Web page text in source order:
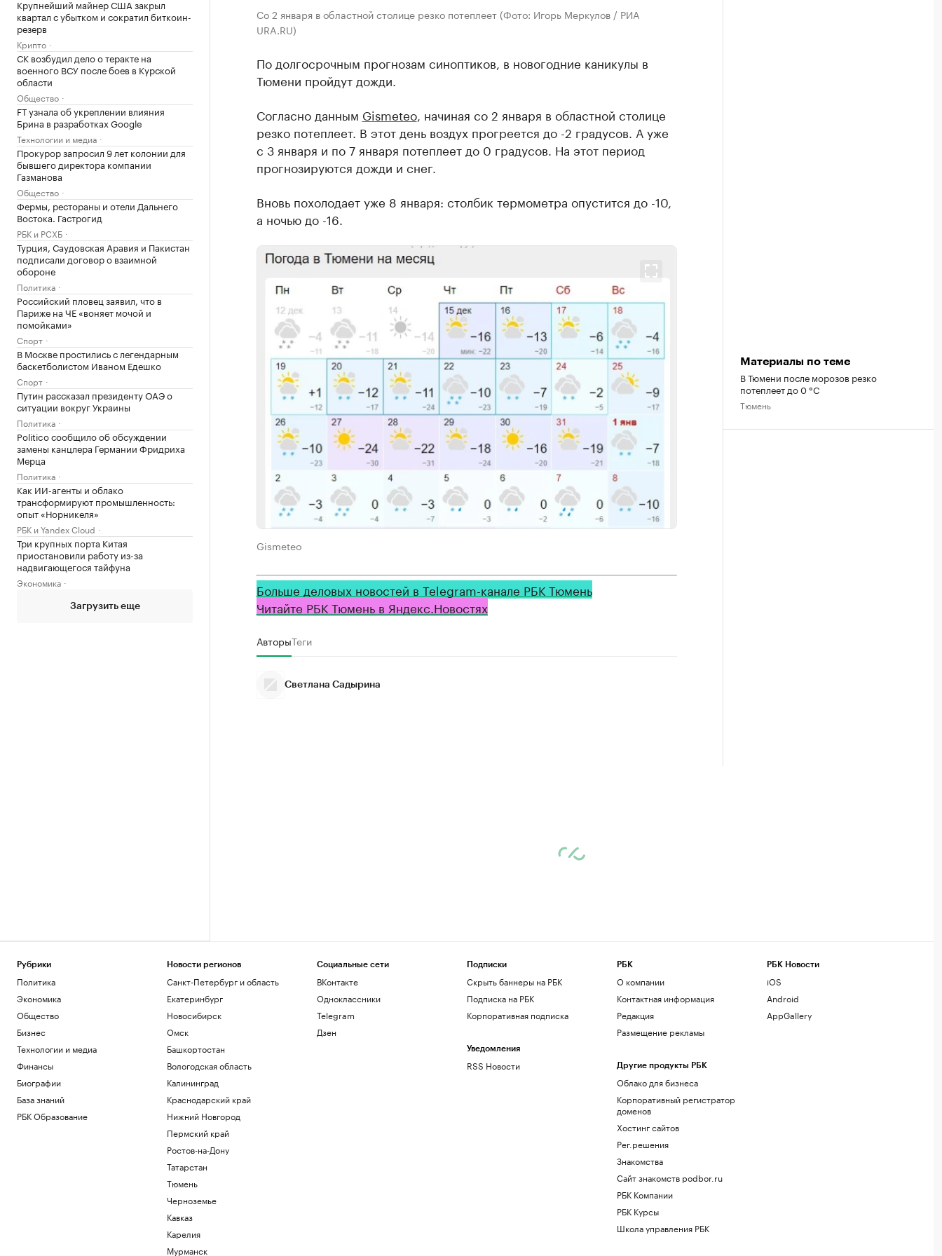
Крупнейший майнер США закрыл
квартал с убытком и сократил биткоин-
резерв
Крипто
СК возбудил дело о теракте на
военного ВСУ после боев в Курской
области
Общество
FT узнала об укреплении влияния
Брина в разработках Google
Технологии и медиа
Прокурор запросил 9 лет колонии для
бывшего директора компании
Газманова
Общество
Фермы, рестораны и отели Дальнего
Востока. Гастрогид
РБК и РСХБ
Турция, Саудовская Аравия и Пакистан
подписали договор о взаимной
обороне
Политика
Российский пловец заявил, что в
Париже на ЧЕ «воняет мочой и
помойками»
Спорт
В Москве простились с легендарным
баскетболистом Иваном Едешко
Спорт
Путин рассказал президенту ОАЭ о
ситуации вокруг Украины
Политика
Politico сообщило об обсуждении
замены канцлера Германии Фридриха
Мерца
Политика
Как ИИ-агенты и облако
трансформируют промышленность:
опыт «Норникеля»
РБК и Yandex Cloud
Три крупных порта Китая
приостановили работу из-за
надвигающегося тайфуна
Экономика
Загрузить еще
Со 2 января в областной столице резко потеплеет (Фото: Игорь Меркулов / РИА
URA.RU)
По долгосрочным прогнозам синоптиков, в новогодние каникулы в
Тюмени пройдут дожди.
Согласно данным Gismeteo, начиная со 2 января в областной столице
резко потеплеет. В этот день воздух прогреется до -2 градусов. А уже
с 3 января и по 7 января потеплеет до 0 градусов. На этот период
прогнозируются дожди и снег.
Вновь похолодает уже 8 января: столбик термометра опустится до -10,
а ночью до -16.
Gismeteo
Больше деловых новостей в Telegram-канале РБК Тюмень
Читайте РБК Тюмень в Яндекс.Новостях
АвторыТеги
Светлана Садырина
Материалы по теме
В Тюмени после морозов резко
потеплеет до 0 °C
Тюмень
Рубрики
Политика
Экономика
Общество
Бизнес
Технологии и медиа
Финансы
Биографии
База знаний
РБК Образование
Новости регионов
Санкт-Петербург и область
Екатеринбург
Новосибирск
Омск
Башкортостан
Вологодская область
Калининград
Краснодарский край
Нижний Новгород
Пермский край
Ростов-на-Дону
Татарстан
Тюмень
Черноземье
Кавказ
Карелия
Мурманск
Социальные сети
ВКонтакте
Одноклассники
Telegram
Дзен
Подписки
Скрыть баннеры на РБК
Подписка на РБК
Корпоративная подписка
Уведомления
RSS Новости
РБК
О компании
Контактная информация
Редакция
Размещение рекламы
Другие продукты РБК
Облако для бизнеса
Корпоративный регистратор
доменов
Хостинг сайтов
Рег.решения
Знакомства
Сайт знакомств podbor.ru
РБК Компании
РБК Курсы
Школа управления РБК
РБК Новости
iOS
Android
AppGallery